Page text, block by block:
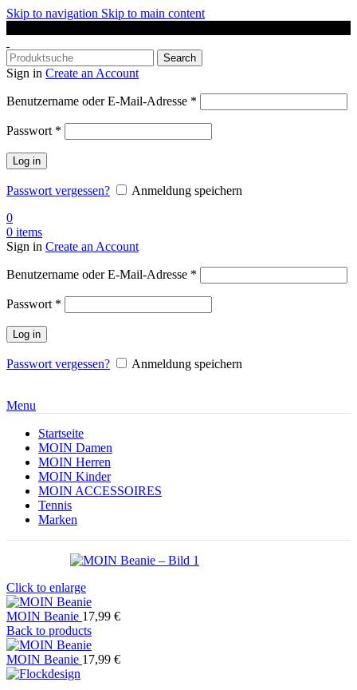
Skip to navigation Skip to main content
Search
Sign in Create an Account
Benutzername oder E-Mail-Adresse *
Passwort *
Log in
Passwort vergessen?
Anmeldung speichern
0
0 items
Sign in Create an Account
Benutzername oder E-Mail-Adresse *
Passwort *
Log in
Passwort vergessen? Anmeldung speichern
Menu
Startseite
MOIN Damen
MOIN Herren
MOIN Kinder
MOIN ACCESSOIRES
Tennis
Marken
Click to enlarge
MOIN Beanie 17,99 €
Back to products
MOIN Beanie 17,99 €